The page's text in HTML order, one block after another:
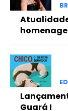
Full member
Etiam est
Ut mollis
Nullam eu
Donec quis
Orci varius
Guará I